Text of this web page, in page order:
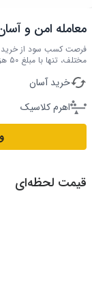
معامله امن و
مختلف، تنها با مبلغ ۵۰ هزار تومان در اختیار شماست.
خرید آسان
اهرم کلاسیک
قیمت لحظه‌ای